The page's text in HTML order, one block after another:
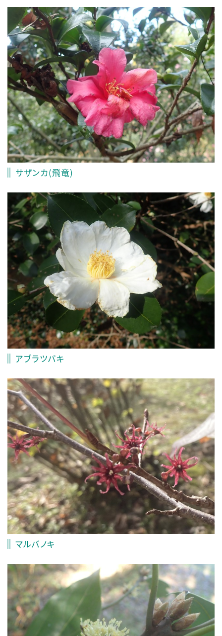
サザンカ(飛竜)
アブラツバキ
マルバノキ